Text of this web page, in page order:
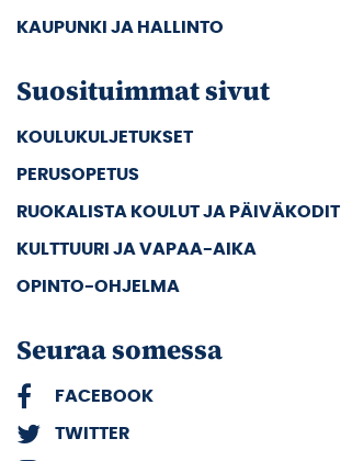
KAUPUNKI JA HALLINTO
Suosituimmat sivut
KOULUKULJETUKSET
PERUSOPETUS
RUOKALISTA KOULUT JA PÄIVÄKODIT
KULTTUURI JA VAPAA-AIKA
OPINTO-OHJELMA
Seuraa somessa
FACEBOOK
TWITTER